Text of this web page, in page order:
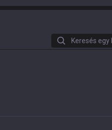
Keresés egy bajnok